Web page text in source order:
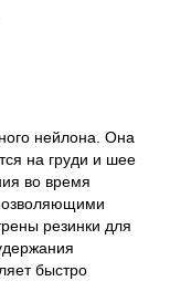
нейлона. Она
на груди и шее
во время
резинки для
быстро